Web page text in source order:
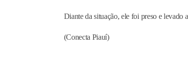
Diante da situação, ele foi preso e levado
(Conecta Piauí)